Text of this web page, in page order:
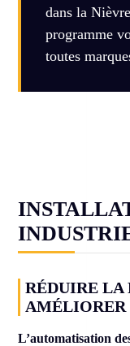
dans la
programme
toutes
RÉDUIRE
AMÉLIORER
L’automatisation